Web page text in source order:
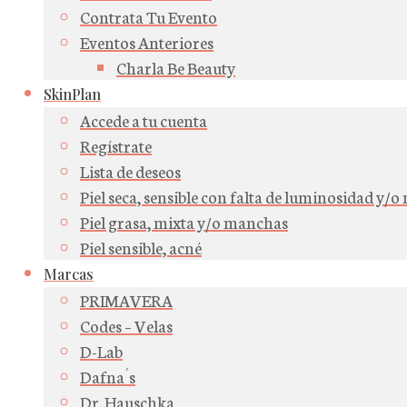
Contrata Tu Evento
Eventos Anteriores
Charla Be Beauty
SkinPlan
Accede a tu cuenta
Regístrate
Lista de deseos
Piel seca, sensible con falta de luminosidad y/o
Piel grasa, mixta y/o manchas
Piel sensible, acné
Marcas
PRIMAVERA
Codes – Velas
D-Lab
Dafna´s
Dr. Hauschka